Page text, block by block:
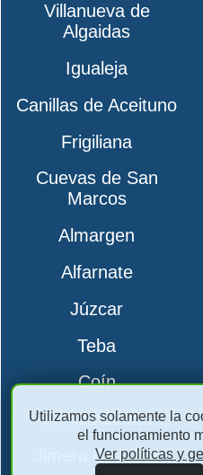
Villanueva de
Algaidas
Igualeja
Canillas de Aceituno
Frigiliana
Cuevas de San
Marcos
Almargen
Alfarnate
Júzcar
Teba
Coín
Benalmádena
Jimera de Líbar
Utilizamos solamente la
el funcionamiento
Ver políticas y